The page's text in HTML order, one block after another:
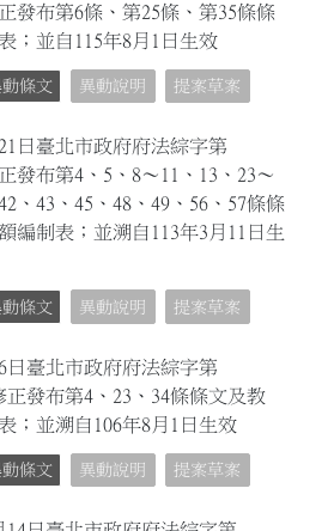
發布第6條、第25條、第35條條
；並自115年8月1日生效
動條文 異動說明 提案草案
日臺北市政府府法綜字第
發布第4、5、8～11、13、23～
、43、45、48、49、56、57條條
編制表；並溯自113年3月11日生
動條文 異動說明 提案草案
日臺北市政府府法綜字第
正發布第4、23、34條條文及教
；並溯自106年8月1日生效
動條文 異動說明 提案草案